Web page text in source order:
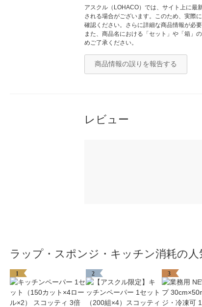
アスクル（LOHACO）では、サイト上に最
される場合がございます。このため、実際
確認ください。さらに詳細な商品情報が必
また、商品名における「セット」や「箱」
めご了承ください。
商品情報の誤りを報告する
レビュー
ラップ・スポンジ・キッチン消耗の
1 2 3